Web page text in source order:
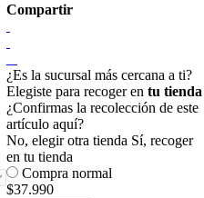
Compartir
¿Es la sucursal más cercana a ti?
Elegiste para recoger en tu tienda
¿Confirmas la recolección de este
artículo aquí?
No, elegir otra tienda Sí, recoger
en tu tienda
Compra normal
$37.990